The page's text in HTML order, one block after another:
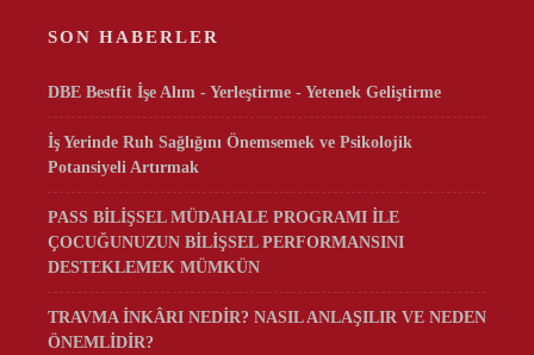
SON HABERLER
DBE Bestfit İşe Alım - Yerleştirme - Yetenek Geliştirme
İş Yerinde Ruh Sağlığını Önemsemek ve Psikolojik
Potansiyeli Artırmak
PASS BİLİŞSEL MÜDAHALE PROGRAMI İLE
ÇOCUĞUNUZUN BİLİŞSEL PERFORMANSINI
DESTEKLEMEK MÜMKÜN
TRAVMA İNKÂRI NEDİR? NASIL ANLAŞILIR VE NEDEN
ÖNEMLİDİR?